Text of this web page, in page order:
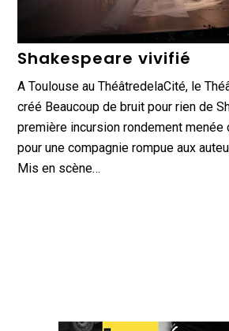
Shakespeare vivifié
A Toulouse au ThéâtredelaCité, le
créé Beaucoup de bruit pour rien de
première incursion rondement
pour une compagnie rompue aux
Mis en scène…